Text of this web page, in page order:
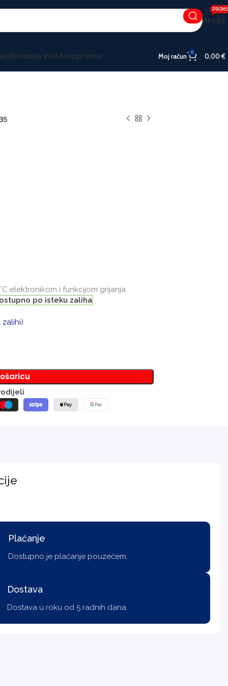
Akcije
Brodska elektrooprema Moj račun 0 0,00€
elektronikom i funkcijom grijanja
po isteku zaliha
zalihi)
Plaćanje
Dostupno je plaćanje pouzećem.
Dostava
Dostava u roku od 5 radnih dana.